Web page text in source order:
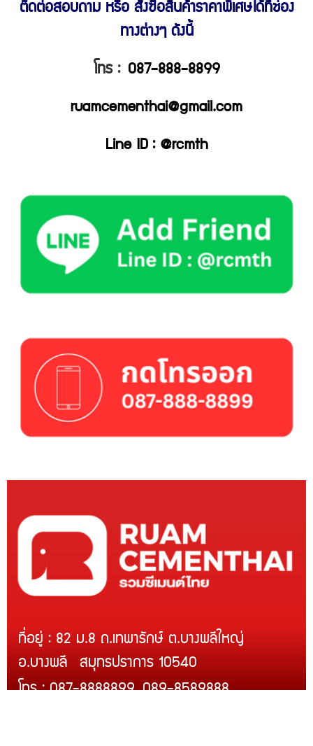
ติดต่อสอบถาม หรือ สั่งซื้อสินค้าราคาพิเศษได้ที่ช่อง
ทางต่างๆ ดังนี้
โทร : 087-888-8899
ruamcementhai@gmail.com
Line ID : @rcmth
ที่อยู่ : 82 ม.8 ถ.เทพารักษ์ ต.บางพลีใหญ่
อ.บางพลี สมุทรปราการ 10540
โทร : 087-8888899, 089-8589888